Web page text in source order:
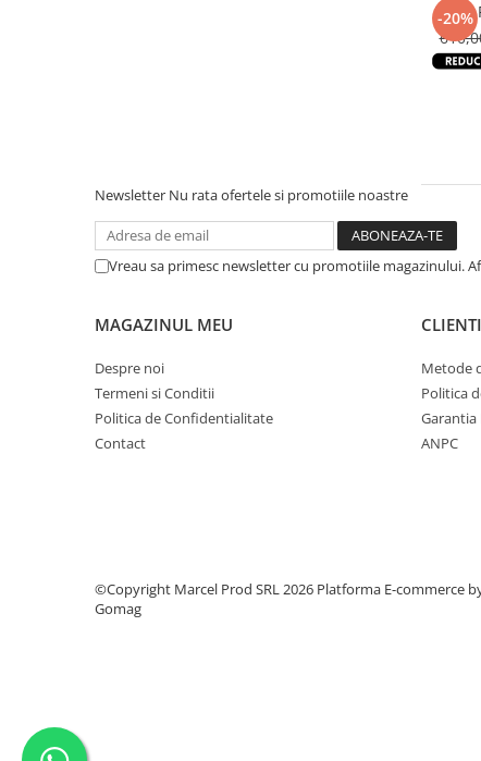
-20%
Birou
Newsletter Nu rata ofertele si promotiile noastre
Vreau sa primesc newsletter cu promotiile magazinului.
MAGAZINUL MEU
Despre noi
Termeni si Conditii
Politica de Confidentialitate
Contact
CLIENTI
Metode
Politica
ANPC
©Copyright Marcel Prod SRL 2026 Platforma E-commerce
Gomag